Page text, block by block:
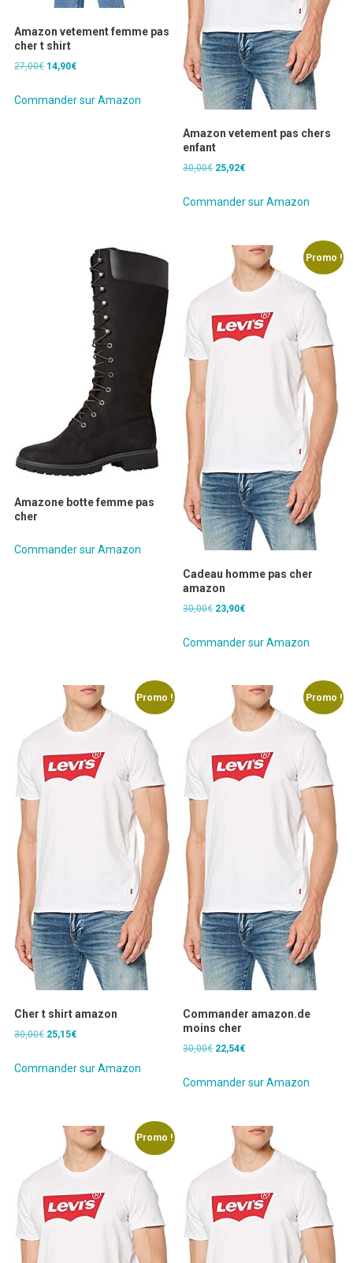
Amazon vetement femme pas
cher t shirt
27,00€ Le
initial
14,90€Le
actuel
Commander sur Amazon
Amazon vetement pas chers
enfant
30,00€ Le
initial
25,92€Le
actuel
Commander sur Amazon
Amazone botte femme pas
cher
Commander sur Amazon
Promo !
Cadeau homme pas cher
amazon
30,00€ Le
initial
23,90€Le
actuel
Commander sur Amazon
Promo !
Cher t shirt amazon
30,00€ Le
initial
25,15€Le
actuel
Commander sur Amazon
Promo !
Commander amazon.de
moins cher
30,00€ Le
initial
22,54€Le
actuel
Commander sur Amazon
Promo !